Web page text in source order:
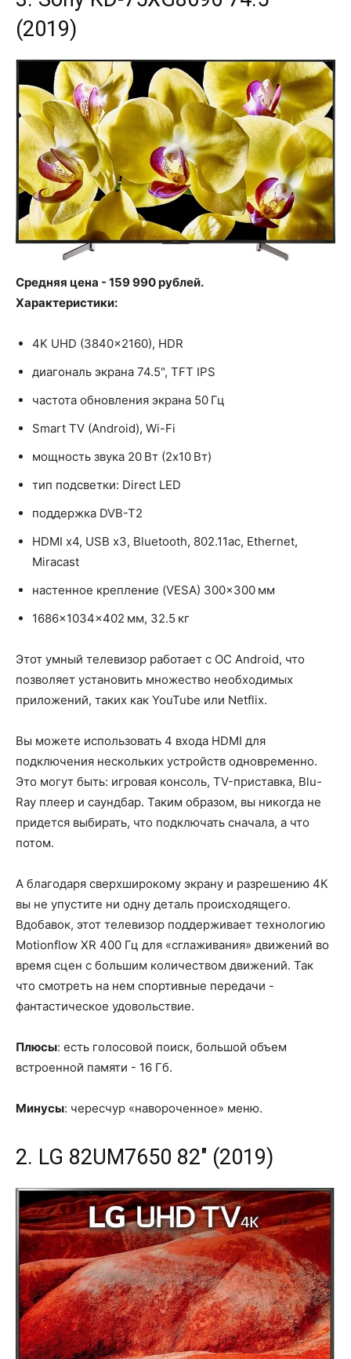
(2019)
Средняя цена - 159 990 рублей.
Характеристики:
4K UHD (3840x2160), HDR
диагональ экрана 74.5", TFT IPS
частота обновления экрана 50 Гц
Smart TV (Android), Wi-Fi
мощность звука 20 Вт (2х10 Вт)
тип подсветки: Direct LED
поддержка DVB-T2
HDMI x4, USB x3, Bluetooth, 802.11ac, Ethernet,
Miracast
настенное крепление (VESA) 300×300 мм
1686x1034x402 мм, 32.5 кг
Этот умный телевизор работает с ОС Android, что
позволяет установить множество необходимых
приложений, таких как YouTube или Netflix.
Вы можете использовать 4 входа HDMI для
подключения нескольких устройств одновременно.
Это могут быть: игровая консоль, TV-приставка, Blu-
Ray плеер и саундбар. Таким образом, вы никогда не
придется выбирать, что подключать сначала, а что
потом.
А благодаря сверхширокому экрану и разрешению 4К
вы не упустите ни одну деталь происходящего.
Вдобавок, этот телевизор поддерживает технологию
Motionflow XR 400 Гц для «сглаживания» движений во
время сцен с большим количеством движений. Так
что смотреть на нем спортивные передачи -
фантастическое удовольствие.
Плюсы: есть голосовой поиск, большой объем
встроенной памяти - 16 Гб.
Минусы: чересчур «навороченное» меню.
2. LG 82UM7650 82" (2019)